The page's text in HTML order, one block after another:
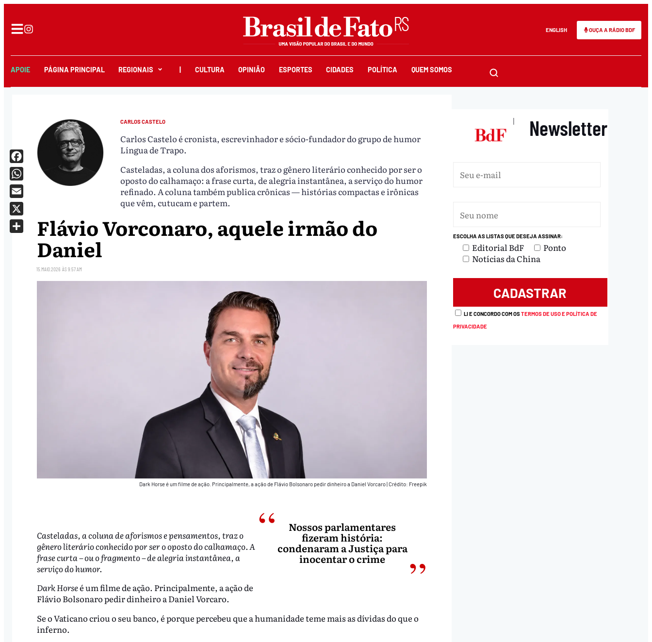
ENGLISH OUÇA A RÁDIO BDF
APOIE PÁGINA PRINCIPAL REGIONAIS CULTURA OPINIÃO ESPORTES CIDADES POLÍTICA QUEM SOMOS
CARLOS CASTELO
Carlos Castelo é cronista, escrevinhador e sócio-fundador do grupo de humor
Língua de Trapo.
Casteladas, a coluna dos aforismos, traz o gênero literário conhecido por ser o
oposto do calhamaço: a frase curta, de alegria instantânea, a serviço do humor
refinado. A coluna também publica crônicas — histórias compactas e irônicas
que vêm, cutucam e partem.
Flávio Vorconaro, aquele irmão do
Daniel
15.MAIO.2026 ÀS 9:57 AM
Dark Horse é um filme de ação. Principalmente, a ação de Flávio Bolsonaro pedir dinheiro a Daniel Vorcaro Crédito: Freepik
Nossos parlamentares
fizeram história:
condenaram a Justiça para
inocentar o crime
Casteladas, a coluna de aforismos e pensamentos, traz o
gênero literário conhecido por ser o oposto do calhamaço. A
frase curta – ou o fragmento – de alegria instantânea, a
serviço do humor.
Dark Horseé um filme de ação. Principalmente, a ação de
Flávio Bolsonaro pedir dinheiro a Daniel Vorcaro.
Se o Vaticano criou o seu banco, é porque percebeu que a humanidade teme mais as dívidas do que o
inferno.
Facebook
WhatsApp
Email
X
| Newsletter
ESCOLHA AS LISTAS QUE DESEJA ASSINAR:
Editorial BdF
Ponto
Notícias da China
LI E CONCORDO COM OSTERMOS DE USO E POLÍTICA DE
PRIVACIDADE